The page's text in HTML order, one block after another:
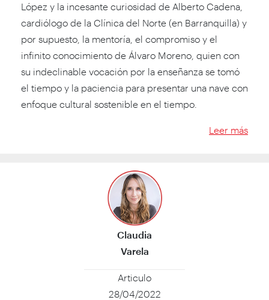
López y la incesante curiosidad de Alberto Cadena,
cardiólogo de la Clínica del Norte (en Barranquilla) y
por supuesto, la mentoría, el compromiso y el
infinito conocimiento de Álvaro Moreno, quien con
su indeclinable vocación por la enseñanza se tomó
el tiempo y la paciencia para presentar una nave con
enfoque cultural sostenible en el tiempo.
Leer más
Claudia
Varela
Articulo
28/04/2022